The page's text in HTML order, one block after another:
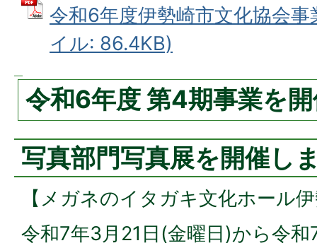
令和6年度伊勢崎市文化協会
イル: 86.4KB)
令和6年度 第4期事業を
写真部門写真展を開催し
【メガネのイタガキ文化ホール
令和7年3月21日(金曜日)から令